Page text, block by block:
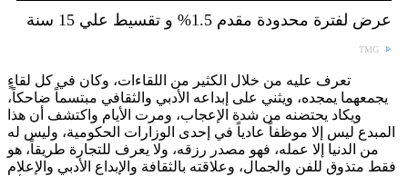
عرض لفترة محدودة مقدم 1.5% و تقسيط علي 15 سنة
TMG
تعرف عليه من خلال الكثير من اللقاءات، وكان في كل لقاءٍ
يجمعهما يمجده، ويثني على إبداعه الأدبي والثقافي مبتسماً ضاحكاً،
ويكاد يحتضنه من شدة الإعجاب، ومرت الأيام واكتشف أن هذا
المبدع ليس إلا موظفاً عادياً في إحدى الوزارات الحكومية، وليس له
من الدنيا إلا عمله، فهو مصدر رزقه، ولا يعرف للتجارة طريقاً، هو
فقط متذوق للفن والجمال، وعلاقته بالثقافة والإبداع الأدبي والإعلام